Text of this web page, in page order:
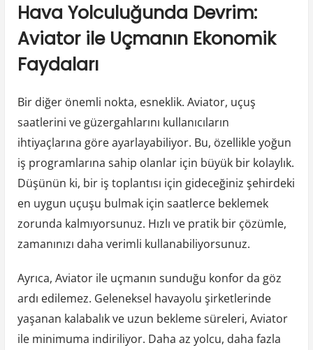
Hava Yolculuğunda Devrim:
Aviator ile Uçmanın Ekonomik
Faydaları
Bir diğer önemli nokta, esneklik. Aviator, uçuş
saatlerini ve güzergahlarını kullanıcıların
ihtiyaçlarına göre ayarlayabiliyor. Bu, özellikle yoğun
iş programlarına sahip olanlar için büyük bir kolaylık.
Düşünün ki, bir iş toplantısı için gideceğiniz şehirdeki
en uygun uçuşu bulmak için saatlerce beklemek
zorunda kalmıyorsunuz. Hızlı ve pratik bir çözümle,
zamanınızı daha verimli kullanabiliyorsunuz.
Ayrıca, Aviator ile uçmanın sunduğu konfor da göz
ardı edilemez. Geleneksel havayolu şirketlerinde
yaşanan kalabalık ve uzun bekleme süreleri, Aviator
ile minimuma indiriliyor. Daha az yolcu, daha fazla